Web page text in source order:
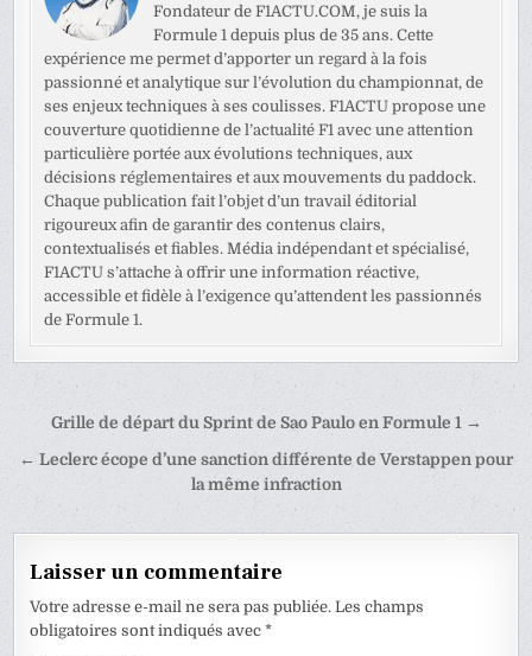
Fondateur de F1ACTU.COM, je suis la
Formule 1 depuis plus de 35 ans. Cette
expérience me permet d’apporter un regard à la fois
passionné et analytique sur l’évolution du championnat, de
ses enjeux techniques à ses coulisses. F1ACTU propose une
couverture quotidienne de l’actualité F1 avec une attention
particulière portée aux évolutions techniques, aux
décisions réglementaires et aux mouvements du paddock.
Chaque publication fait l’objet d’un travail éditorial
rigoureux afin de garantir des contenus clairs,
contextualisés et fiables. Média indépendant et spécialisé,
F1ACTU s’attache à offrir une information réactive,
accessible et fidèle à l’exigence qu’attendent les passionnés
de Formule 1.
Navigation
de
Grille de départ du Sprint de Sao Paulo en Formule 1 →
← Leclerc écope d’une sanction différente de Verstappen pour
la même infraction
Laisser un commentaire
Votre adresse e-mail ne sera pas publiée. Les champs
obligatoires sont indiqués avec*